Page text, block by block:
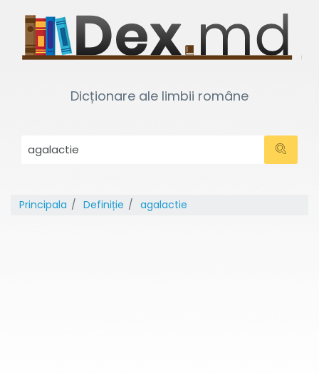
Dicționare ale limbii române
Principala Definiție agalactie